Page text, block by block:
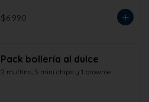
$6.990
Pack bollería al dulce
2 muffins, 5 mini chips y 1 brownie